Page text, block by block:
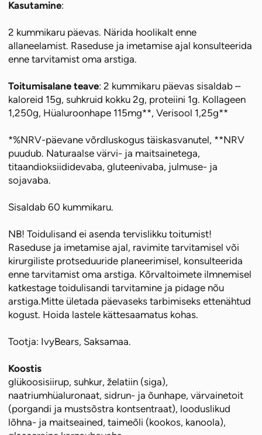
Kasutamine:
2 kummikaru päevas. Närida hoolikalt enne
allaneelamist. Raseduse ja imetamise ajal konsulteerida
enne tarvitamist oma arstiga.
Toitumisalane teave: 2 kummikaru päevas sisaldab –
kaloreid 15g, suhkruid kokku 2g, proteiini 1g. Kollageen
1,250g, Hüaluroonhape 115mg**, Verisool 1,25g**
*%NRV-päevane võrdluskogus täiskasvanutel, **NRV
puudub. Naturaalse värvi- ja maitsainetega,
titaandioksiididevaba, gluteenivaba, julmuse- ja
sojavaba.
Sisaldab 60 kummikaru.
NB! Toidulisand ei asenda tervislikku toitumist!
Raseduse ja imetamise ajal, ravimite tarvitamisel või
kirurgiliste protseduuride planeerimisel, konsulteerida
enne tarvitamist oma arstiga. Kõrvaltoimete ilmnemisel
katkestage toidulisandi tarvitamine ja pidage nõu
arstiga.Mitte ületada päevaseks tarbimiseks ettenähtud
kogust. Hoida lastele kättesaamatus kohas.
Tootja: IvyBears, Saksamaa.
Koostis
glükoosisiirup, suhkur, želatiin (siga),
naatriumhüaluronaat, sidrun- ja õunhape, värvainetoit
(porgandi ja mustsõstra kontsentraat), looduslikud
lõhna- ja maitseained, taimeõli (kookos, kanoola),